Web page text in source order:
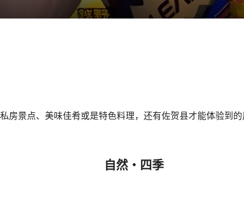
房景点、美味佳肴或是特色料理，还有佐贺县才能体验到
自然・四季